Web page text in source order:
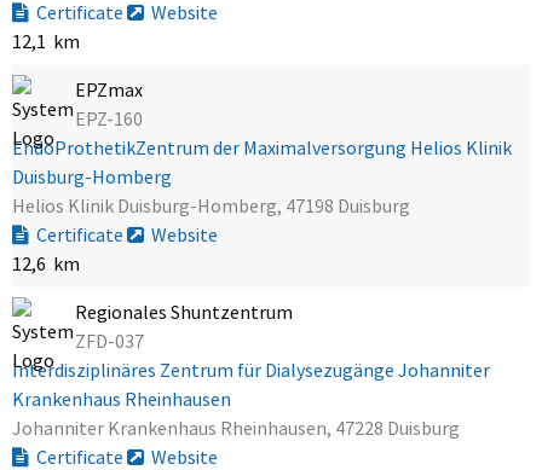
Certificate
Website
12,1 km
EPZmax
EPZ-160
EndoProthetikZentrum der Maximalversorgung Helios Klinik
Duisburg-Homberg
Helios Klinik Duisburg-Homberg, 47198 Duisburg
Certificate
Website
12,6 km
Regionales Shuntzentrum
ZFD-037
Interdisziplinäres Zentrum für Dialysezugänge Johanniter
Krankenhaus Rheinhausen
Johanniter Krankenhaus Rheinhausen, 47228 Duisburg
Certificate
Website